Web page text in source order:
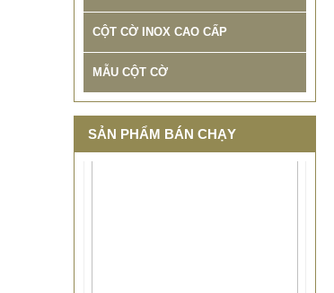
CỘT CỜ INOX CAO CẤP
MẪU CỘT CỜ
SẢN PHẨM BÁN CHẠY